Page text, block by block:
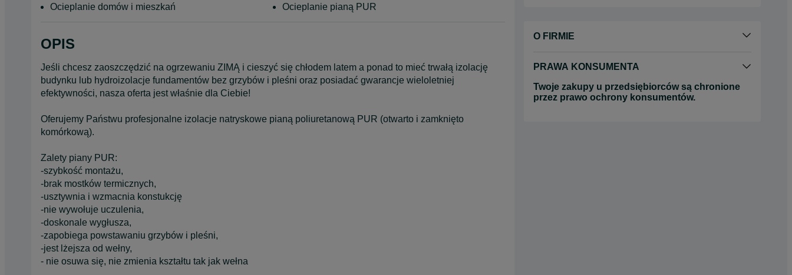
Ocieplanie domów i mieszkań Ocieplanie pianą PUR
OPIS
Jeśli chcesz zaoszczędzić na ogrzewaniu ZIMĄ i cieszyć się chłodem latem a ponad to mieć trwałą izolację
budynku lub hydroizolacje fundamentów bez grzybów i pleśni oraz posiadać gwarancje wieloletniej
efektywności, nasza oferta jest właśnie dla Ciebie!
Oferujemy Państwu profesjonalne izolacje natryskowe pianą poliuretanową PUR (otwarto i zamknięto
komórkową).
Zalety piany PUR:
-szybkość montażu,
-brak mostków termicznych,
-usztywnia i wzmacnia konstukcję
-nie wywołuje uczulenia,
-doskonale wygłusza,
-zapobiega powstawaniu grzybów i pleśni,
-jest lżejsza od wełny,
- nie osuwa się, nie zmienia kształtu tak jak wełna
O FIRMIE
PRAWA KONSUMENTA
Twoje zakupy u przedsiębiorców są chronione
przez prawo ochrony konsumentów.